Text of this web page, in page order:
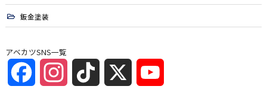
鈑金塗装
アベカツSNS一覧
FacebookInstagramTikTok